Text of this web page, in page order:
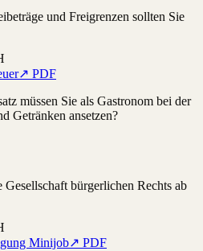
und Freigrenzen sollten Sie
↗ PDF
müssen Sie als Gastronom bei der
Getränken ansetzen?
Gesellschaft bürgerlichen Rechts ab
Minijob↗ PDF